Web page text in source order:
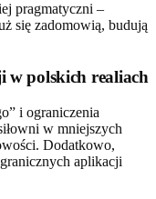
pragmatyczni –
się zadomowią, budują
w polskich realiach
i ograniczenia
w mniejszych
Dodatkowo,
aplikacji